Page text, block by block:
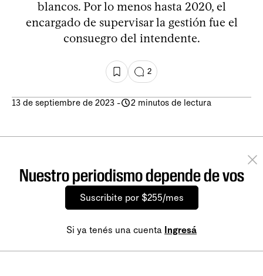
blancos. Por lo menos hasta 2020, el
encargado de supervisar la gestión fue el
consuegro del intendente.
2
13 de septiembre de 2023 - 2 minutos de lectura
Nuestro periodismo depende de vos
Suscribite por $255/mes
Si ya tenés una cuenta Ingresá